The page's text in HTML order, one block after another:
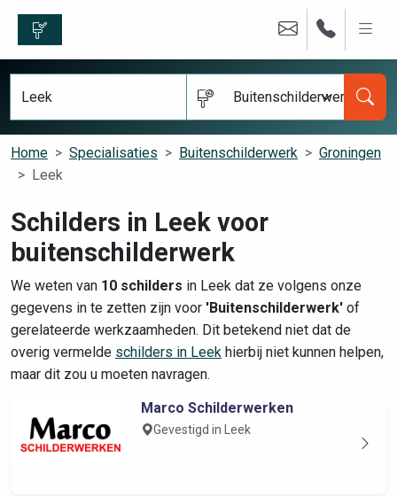
Buitenschilderwerk
Home Specialisaties Buitenschilderwerk
Groningen
Leek
Schilders in Leek voor
buitenschilderwerk
We weten van 10 schilders in Leek dat ze volgens onze
gegevens in te zetten zijn voor 'Buitenschilderwerk' of
gerelateerde werkzaamheden. Dit betekend niet dat de
overig vermelde schilders in Leek hierbij niet kunnen helpen,
maar dit zou u moeten navragen.
Marco Schilderwerken
Gevestigd in Leek